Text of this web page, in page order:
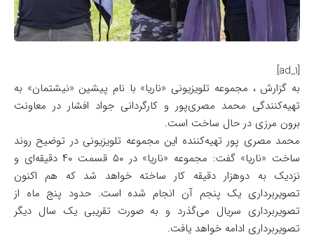
[ad_1]
به گزارش ، مجموعه تلویزیونی «ناریا» با نام پیشین «نیشتمان» به
تهیه‌کنندگی محمد مصری‌پور و کارگردانی جواد افشار در معاونت
برون مرزی در حال ساخت است.
محمد مصری پور تهیه‌کننده این مجموعه تلویزیونی در توضیح روند
ساخت «ناریا» گفت: مجموعه «ناریا» در ۵۰ قسمت ۴۰ دقیقه‌ای و
نزدیک به دوهزار دقیقه کار ساخته خواهد شد که هم اکنون
تصویربرداری یک پنجم آن انجام شده است. حدود پنج ماه از
تصویربرداری سریال می‌گذرد و به صورت تقریبی یک سال دیگر
تصویربرداری ادامه خواهد یافت.